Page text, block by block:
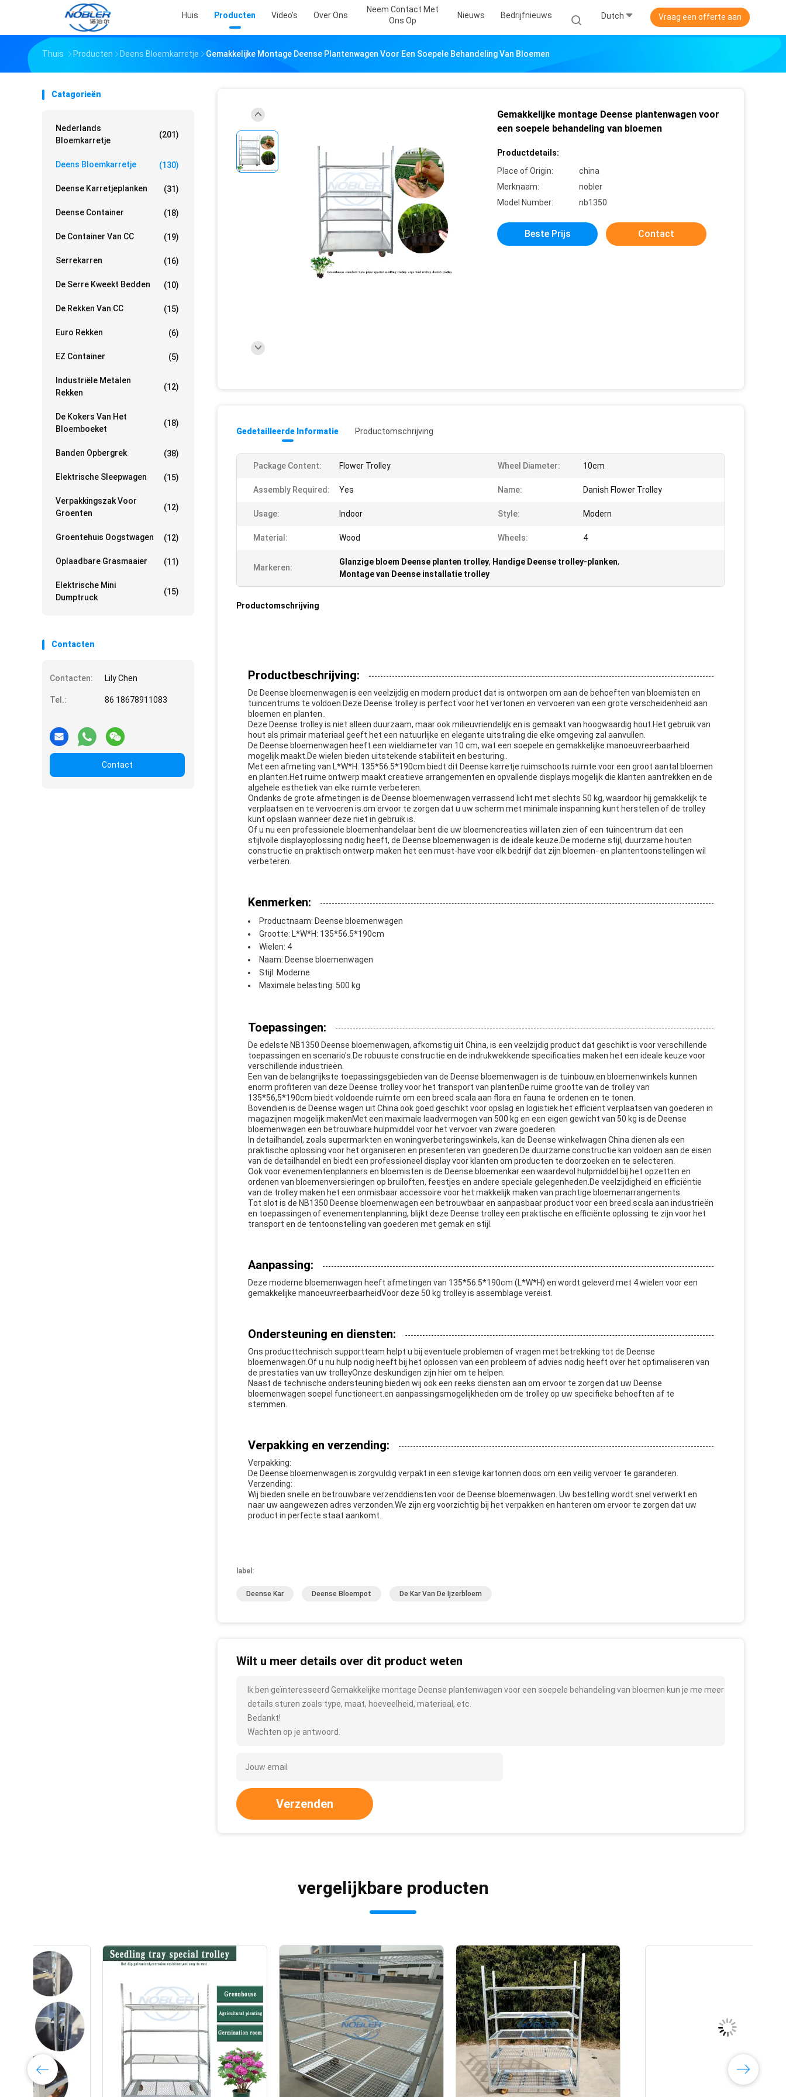
Huis Producten Video's Over Ons
Neem Contact Met
Ons Op
Nieuws Bedrijfnieuws Dutch Vraag een offerte aan
Thuis Producten Deens Bloemkarretje Gemakkelijke Montage Deense Plantenwagen Voor Een Soepele Behandeling Van Bloemen
Catagorieën
Nederlands
Bloemkarretje
(201)
Deens Bloemkarretje (130)
Deense Karretjeplanken (31)
Deense Container (18)
De Container Van CC (19)
Serrekarren (16)
De Serre Kweekt Bedden (10)
De Rekken Van CC (15)
Euro Rekken (6)
EZ Container (5)
Industriële Metalen
Rekken
(12)
De Kokers Van Het
Bloemboeket
(18)
Banden Opbergrek (38)
Elektrische Sleepwagen (15)
Verpakkingszak Voor
Groenten
(12)
Groentehuis Oogstwagen (12)
Oplaadbare Grasmaaier (11)
Elektrische Mini
Dumptruck
(15)
Contacten
Contacten: Lily Chen
Tel.: 86 18678911083
Contact
Gemakkelijke montage Deense plantenwagen voor
een soepele behandeling van bloemen
Productdetails:
Place of Origin:
china
Merknaam:
nobler
Model Number:
nb1350
Beste Prijs Contact
Gedetailleerde Informatie Productomschrijving
Package Content: Flower Trolley Wheel Diameter: 10cm
Assembly Required: Yes Name: Danish Flower Trolley
Usage: Indoor Style: Modern
Material: Wood Wheels: 4
Markeren:
Glanzige bloem Deense planten trolley, Handige Deense trolley-planken,
Montage van Deense installatie trolley
Productomschrijving
Productbeschrijving:
De Deense bloemenwagen is een veelzijdig en modern product dat is ontworpen om aan de behoeften van bloemisten en
tuincentrums te voldoen.Deze Deense trolley is perfect voor het vertonen en vervoeren van een grote verscheidenheid aan
bloemen en planten..
Deze Deense trolley is niet alleen duurzaam, maar ook milieuvriendelijk en is gemaakt van hoogwaardig hout.Het gebruik van
hout als primair materiaal geeft het een natuurlijke en elegante uitstraling die elke omgeving zal aanvullen.
De Deense bloemenwagen heeft een wieldiameter van 10 cm, wat een soepele en gemakkelijke manoeuvreerbaarheid
mogelijk maakt.De wielen bieden uitstekende stabiliteit en besturing..
Met een afmeting van L*W*H: 135*56.5*190cm biedt dit Deense karretje ruimschoots ruimte voor een groot aantal bloemen
en planten.Het ruime ontwerp maakt creatieve arrangementen en opvallende displays mogelijk die klanten aantrekken en de
algehele esthetiek van elke ruimte verbeteren.
Ondanks de grote afmetingen is de Deense bloemenwagen verrassend licht met slechts 50 kg, waardoor hij gemakkelijk te
verplaatsen en te vervoeren is.om ervoor te zorgen dat u uw scherm met minimale inspanning kunt herstellen of de trolley
kunt opslaan wanneer deze niet in gebruik is.
Of u nu een professionele bloemenhandelaar bent die uw bloemencreaties wil laten zien of een tuincentrum dat een
stijlvolle displayoplossing nodig heeft, de Deense bloemenwagen is de ideale keuze.De moderne stijl, duurzame houten
constructie en praktisch ontwerp maken het een must-have voor elk bedrijf dat zijn bloemen- en plantentoonstellingen wil
verbeteren.
Kenmerken:
Productnaam: Deense bloemenwagen
Grootte: L*W*H: 135*56.5*190cm
Wielen: 4
Naam: Deense bloemenwagen
Stijl: Moderne
Maximale belasting: 500 kg
Toepassingen:
De edelste NB1350 Deense bloemenwagen, afkomstig uit China, is een veelzijdig product dat geschikt is voor verschillende
toepassingen en scenario's.De robuuste constructie en de indrukwekkende specificaties maken het een ideale keuze voor
verschillende industrieën.
Een van de belangrijkste toepassingsgebieden van de Deense bloemenwagen is de tuinbouw.en bloemenwinkels kunnen
enorm profiteren van deze Deense trolley voor het transport van plantenDe ruime grootte van de trolley van
135*56,5*190cm biedt voldoende ruimte om een breed scala aan flora en fauna te ordenen en te tonen.
Bovendien is de Deense wagen uit China ook goed geschikt voor opslag en logistiek.het efficiënt verplaatsen van goederen in
magazijnen mogelijk makenMet een maximale laadvermogen van 500 kg en een eigen gewicht van 50 kg is de Deense
bloemenwagen een betrouwbare hulpmiddel voor het vervoer van zware goederen.
In detailhandel, zoals supermarkten en woningverbeteringswinkels, kan de Deense winkelwagen China dienen als een
praktische oplossing voor het organiseren en presenteren van goederen.De duurzame constructie kan voldoen aan de eisen
van de detailhandel en biedt een professioneel display voor klanten om producten te doorzoeken en te selecteren.
Ook voor evenementenplanners en bloemisten is de Deense bloemenkar een waardevol hulpmiddel bij het opzetten en
ordenen van bloemenversieringen op bruiloften, feestjes en andere speciale gelegenheden.De veelzijdigheid en efficiëntie
van de trolley maken het een onmisbaar accessoire voor het makkelijk maken van prachtige bloemenarrangements.
Tot slot is de NB1350 Deense bloemenwagen een betrouwbaar en aanpasbaar product voor een breed scala aan industrieën
en toepassingen.of evenementenplanning, blijkt deze Deense trolley een praktische en efficiënte oplossing te zijn voor het
transport en de tentoonstelling van goederen met gemak en stijl.
Aanpassing:
Deze moderne bloemenwagen heeft afmetingen van 135*56.5*190cm (L*W*H) en wordt geleverd met 4 wielen voor een
gemakkelijke manoeuvreerbaarheidVoor deze 50 kg trolley is assemblage vereist.
Ondersteuning en diensten:
Ons producttechnisch supportteam helpt u bij eventuele problemen of vragen met betrekking tot de Deense
bloemenwagen.Of u nu hulp nodig heeft bij het oplossen van een probleem of advies nodig heeft over het optimaliseren van
de prestaties van uw trolleyOnze deskundigen zijn hier om te helpen.
Naast de technische ondersteuning bieden wij ook een reeks diensten aan om ervoor te zorgen dat uw Deense
bloemenwagen soepel functioneert.en aanpassingsmogelijkheden om de trolley op uw specifieke behoeften af te
stemmen.
Verpakking en verzending:
Verpakking:
De Deense bloemenwagen is zorgvuldig verpakt in een stevige kartonnen doos om een veilig vervoer te garanderen.
Verzending:
Wij bieden snelle en betrouwbare verzenddiensten voor de Deense bloemenwagen. Uw bestelling wordt snel verwerkt en
naar uw aangewezen adres verzonden.We zijn erg voorzichtig bij het verpakken en hanteren om ervoor te zorgen dat uw
product in perfecte staat aankomt..
label:
Deense Kar Deense Bloempot De Kar Van De Ijzerbloem
Wilt u meer details over dit product weten
Ik ben geïnteresseerd Gemakkelijke montage Deense plantenwagen voor een soepele behandeling van bloemen kun je me meer
details sturen zoals type, maat, hoeveelheid, materiaal, etc.
Bedankt!
Wachten op je antwoord.
Verzenden
vergelijkbare producten